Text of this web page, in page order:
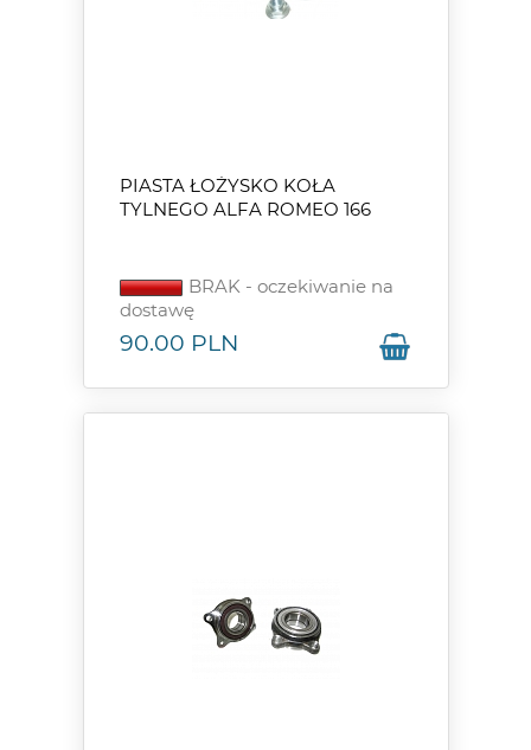
PIASTA ŁOŻYSKO KOŁA
TYLNEGO ALFA ROMEO 166
BRAK - oczekiwanie na
dostawę
90.00 PLN